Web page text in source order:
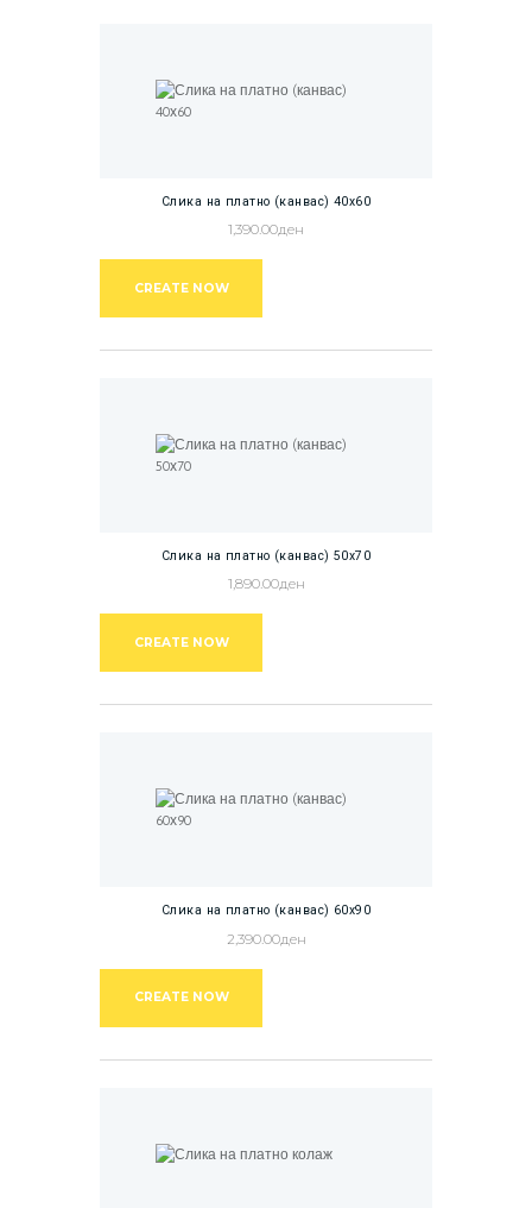
Слика на платно (канвас) 40х60
1,390.00ден
CREATE NOW
Слика на платно (канвас) 50х70
1,890.00ден
CREATE NOW
Слика на платно (канвас) 60х90
2,390.00ден
CREATE NOW